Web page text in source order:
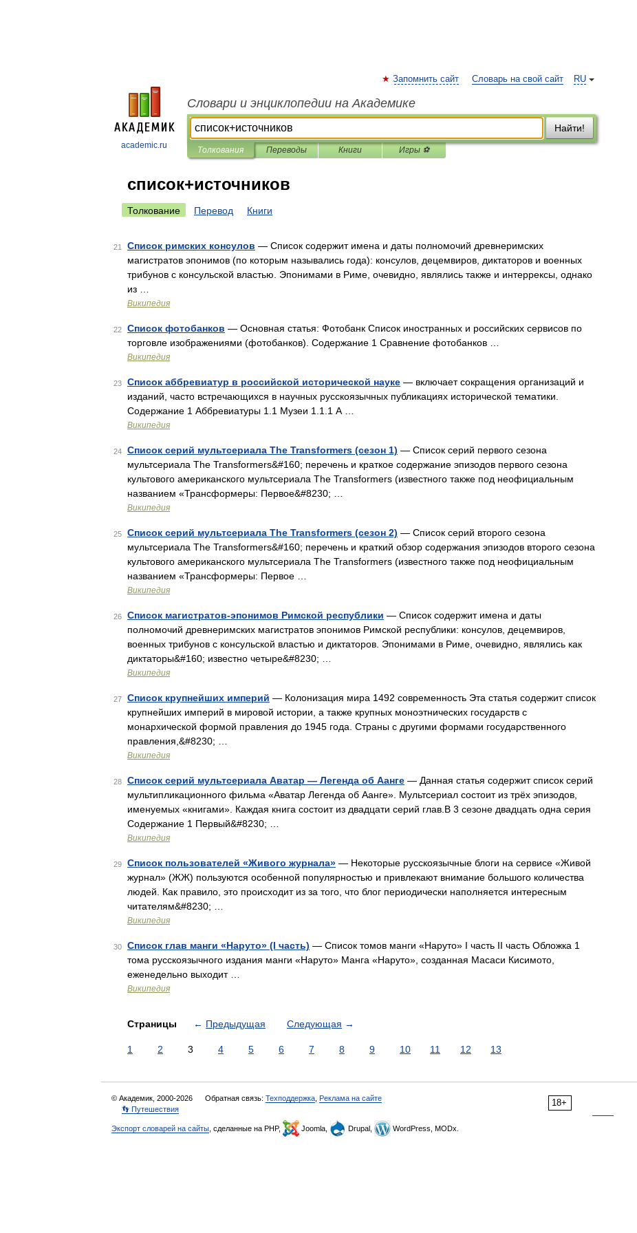
academic.ru
RU
Запомнить сайт Словарь на свой сайт
Словари и энциклопедии на Академике
Найти!
Толкования Переводы Книги Игры ⚽
список+источников
Толкование Перевод Книги
21 Список римских консулов — Список содержит имена и даты полномочий древнеримских
магистратов эпонимов (по которым назывались года): консулов, децемвиров, диктаторов и военных
трибунов с консульской властью. Эпонимами в Риме, очевидно, являлись также и интеррексы, однако
из …
Википедия
22 Список фотобанков — Основная статья: Фотобанк Cписок иностранных и российских сервисов по
торговле изображениями (фотобанков). Содержание 1 Сравнение фотобанков …
Википедия
23 Список аббревиатур в российской исторической науке — включает сокращения организаций и
изданий, часто встречающихся в научных русскоязычных публикациях исторической тематики.
Содержание 1 Аббревиатуры 1.1 Музеи 1.1.1 А …
Википедия
24 Список серий мультсериала The Transformers (сезон 1) — Список серий первого сезона
мультсериала The Transformers&#160; перечень и краткое содержание эпизодов первого сезона
культового американского мультсериала The Transformers (известного также под неофициальным
названием «Трансформеры: Первое&#8230; …
Википедия
25 Список серий мультсериала The Transformers (сезон 2) — Список серий второго сезона
мультсериала The Transformers&#160; перечень и краткий обзор содержания эпизодов второго сезона
культового американского мультсериала The Transformers (известного также под неофициальным
названием «Трансформеры: Первое …
Википедия
26 Список магистратов-эпонимов Римской республики — Список содержит имена и даты
полномочий древнеримских магистратов эпонимов Римской республики: консулов, децемвиров,
военных трибунов с консульской властью и диктаторов. Эпонимами в Риме, очевидно, являлись как
диктаторы&#160; известно четыре&#8230; …
Википедия
27 Список крупнейших империй — Колонизация мира 1492 современность Эта статья содержит список
крупнейших империй в мировой истории, а также крупных моноэтнических государств с
монархической формой правления до 1945 года. Страны с другими формами государственного
правления,&#8230; …
Википедия
28 Список серий мультсериала Аватар — Легенда об Аанге — Данная статья содержит список серий
мультипликационного фильма «Аватар Легенда об Аанге». Мультсериал состоит из трёх эпизодов,
именуемых «книгами». Каждая книга состоит из двадцати серий глав.В 3 сезоне двадцать одна серия
Содержание 1 Первый&#8230; …
Википедия
29 Список пользователей «Живого журнала» — Некоторые русскоязычные блоги на сервисе «Живой
журнал» (ЖЖ) пользуются особенной популярностью и привлекают внимание большого количества
людей. Как правило, это происходит из за того, что блог периодически наполняется интересным
читателям&#8230; …
Википедия
30 Список глав манги «Наруто» (I часть) — Список томов манги «Наруто» I часть II часть Обложка 1
тома русскоязычного издания манги «Наруто» Манга «Наруто», созданная Масаси Кисимото,
еженедельно выходит …
Википедия
Страницы ← Предыдущая Следующая →
1 2 3 4 5 6 7 8 9 10 11 12 13
18+
© Академик, 2000-2026 Обратная связь: Техподдержка Реклама на сайте
👣 Путешествия
Экспорт словарей на сайты , сделанные на PHP, Joomla, Drupal, WordPress, MODx.